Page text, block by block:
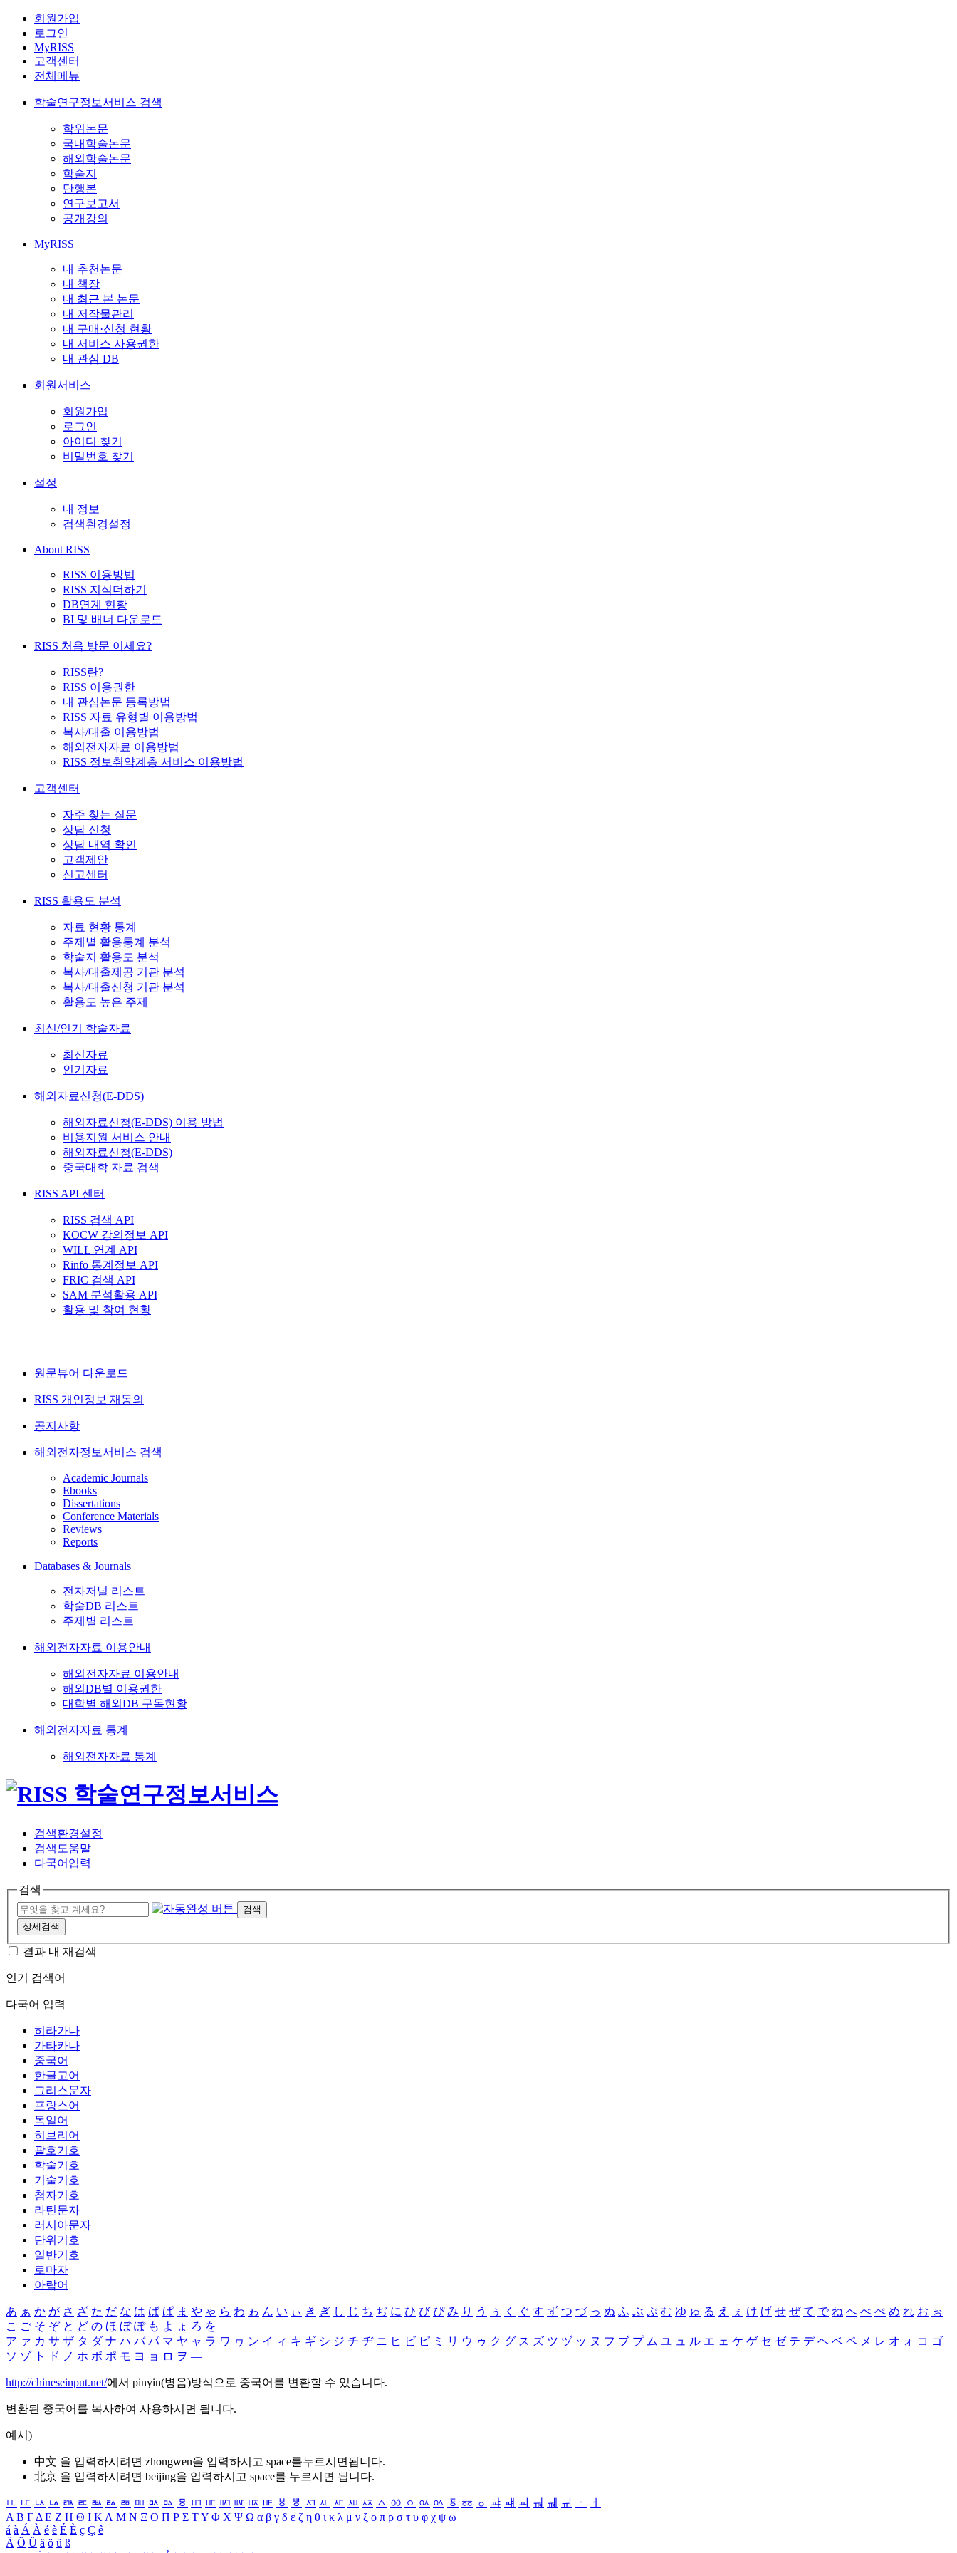
회원가입
로그인
MyRISS
고객센터
전체메뉴
학술연구정보서비스 검색
학위논문
국내학술논문
해외학술논문
학술지
단행본
연구보고서
공개강의
MyRISS
내 추천논문
내 책장
내 최근 본 논문
내 저작물관리
내 구매·신청 현황
내 서비스 사용권한
내 관심 DB
회원서비스
회원가입
로그인
아이디 찾기
비밀번호 찾기
설정
내 정보
검색환경설정
About RISS
RISS 이용방법
RISS 지식더하기
DB연계 현황
BI 및 배너 다운로드
RISS 처음 방문 이세요?
RISS란?
RISS 이용권한
내 관심논문 등록방법
RISS 자료 유형별 이용방법
복사/대출 이용방법
해외전자자료 이용방법
RISS 정보취약계층 서비스 이용방법
고객센터
자주 찾는 질문
상담 신청
상담 내역 확인
고객제안
신고센터
RISS 활용도 분석
자료 현황 통계
주제별 활용통계 분석
학술지 활용도 분석
복사/대출제공 기관 분석
복사/대출신청 기관 분석
활용도 높은 주제
최신/인기 학술자료
최신자료
인기자료
해외자료신청(E-DDS)
해외자료신청(E-DDS) 이용 방법
비용지원 서비스 안내
해외자료신청(E-DDS)
중국대학 자료 검색
RISS API 센터
RISS 검색 API
KOCW 강의정보 API
WILL 연계 API
Rinfo 통계정보 API
FRIC 검색 API
SAM 분석활용 API
활용 및 참여 현황
원문뷰어 다운로드
RISS 개인정보 재동의
공지사항
해외전자정보서비스 검색
Academic Journals
Ebooks
Dissertations
Conference Materials
Reviews
Reports
Databases & Journals
전자저널 리스트
학술DB 리스트
주제별 리스트
해외전자자료 이용안내
해외전자자료 이용안내
해외DB별 이용권한
대학별 해외DB 구독현황
해외전자자료 통계
해외전자자료 통계
검색환경설정
검색도움말
다국어입력
검색
검색
상세검색
결과 내 재검색
인기 검색어
다국어 입력
히라가나
가타카나
중국어
한글고어
그리스문자
프랑스어
독일어
히브리어
괄호기호
학술기호
기술기호
첨자기호
라틴문자
러시아문자
단위기호
일반기호
로마자
아랍어
あ ぁ か が さ ざ た だ な は ば ぱ ま や ゃ ら わ ゎ ん い ぃ き ぎ し じ ち ぢ に ひ び ぴ み り う ぅ く ぐ す ず つ づ っ ぬ ふ ぶ ぷ む ゆ ゅ る え ぇ け げ せ ぜ て で ね へ べ ぺ め れ お ぉ
こ ご そ ぞ と ど の ほ ぼ ぽ も よ ょ ろ を
ア ァ カ サ ザ タ ダ ナ ハ バ パ マ ヤ ャ ラ ワ ヮ ン イ ィ キ ギ シ ジ チ ヂ ニ ヒ ビ ピ ミ リ ウ ゥ ク グ ス ズ ツ ヅ ッ ヌ フ ブ プ ム ユ ュ ル エ ェ ケ ゲ セ ゼ テ デ ヘ ベ ペ メ レ オ ォ コ ゴ
ソ ゾ ト ド ノ ホ ボ ポ モ ヨ ョ ロ ヲ ―
http://chineseinput.net/에서 pinyin(병음)방식으로 중국어를 변환할 수 있습니다.
변환된 중국어를 복사하여 사용하시면 됩니다.
예시)
中文 을 입력하시려면 zhongwen을 입력하시고 space를누르시면됩니다.
北京 을 입력하시려면 beijing을 입력하시고 space를 누르시면 됩니다.
ㅥ ㅦ ㅧ ㅨ ㅩ ㅪ ㅫ ㅬ ㅭ ㅮ ㅯ ㅰ ㅱ ㅲ ㅳ ㅴ ㅵ ㅶ ㅷ ㅸ ㅹ ㅺ ㅻ ㅼ ㅽ ㅾ ㅿ ㆀ ㆁ ㆂ ㆃ ㆄ ㆅ ㆆ ㆇ ㆈ ㆉ ㆊ ㆋ ㆌ ㆍ
ㆎ
Α Β ΓΔ Ε Ζ Η Θ Ι ΚΛ Μ Ν Ξ Ο Π Ρ Σ ΤΥ Φ Χ Ψ Ω α β γ δ ε ζ η θ ι κ λ μ ν ξ ο π ρ σ τ υ φ χ ψ ω
á à Á À é è É È ç Ç ê
Ä Ö Ü ä ö ü ß